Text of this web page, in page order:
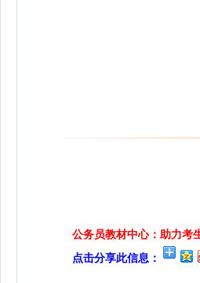
公务员教材中心：助力考
点击分享此信息：